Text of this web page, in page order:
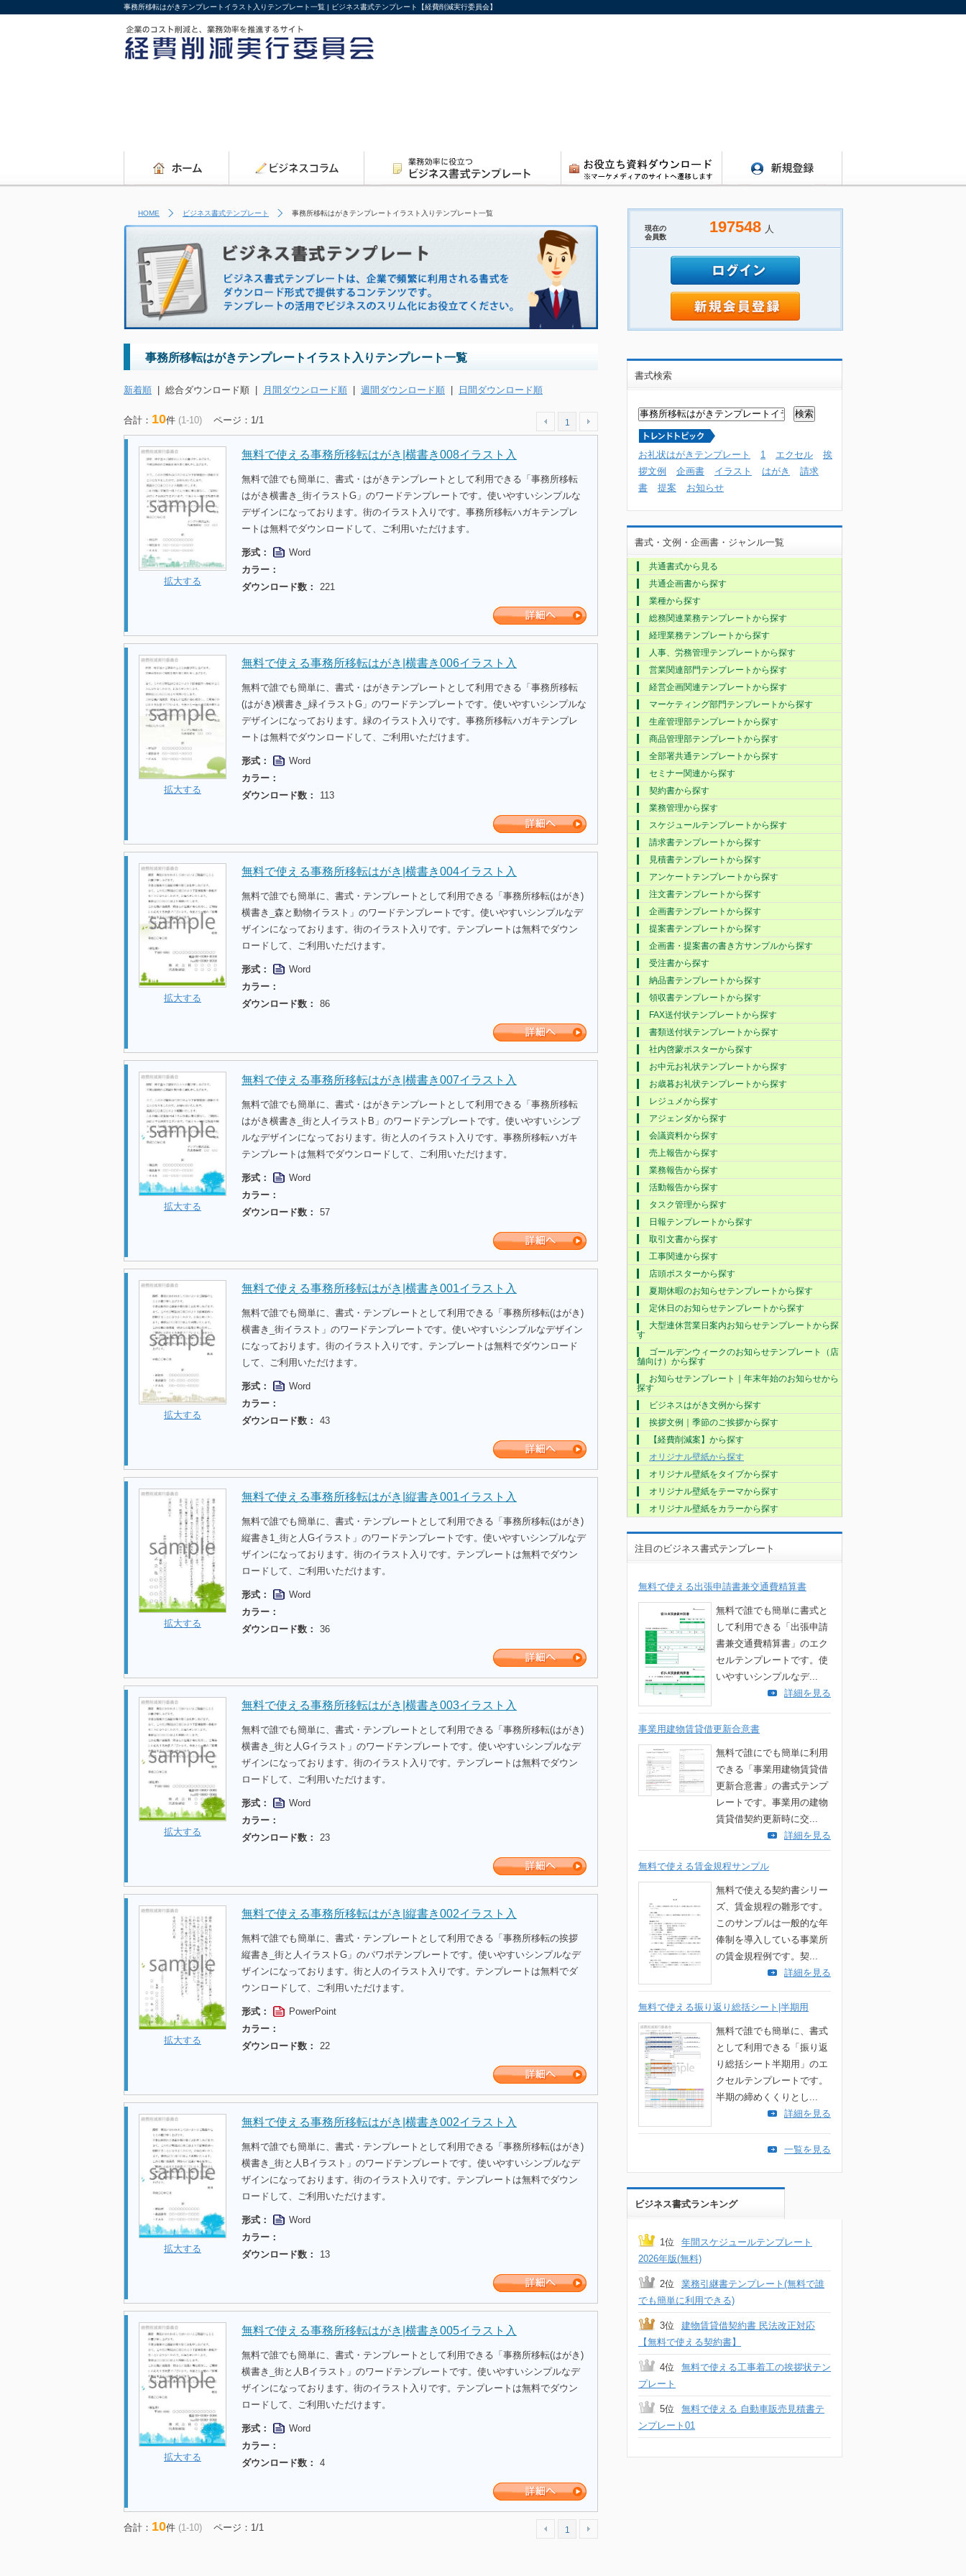
事務所移転はがきテンプレートイラスト入りテンプレート一覧 | ビジネス書式テンプレート【経費削減実行委員会】
HOME ビジネス書式テンプレート 事務所移転はがきテンプレートイラスト入りテンプレート一覧
事務所移転はがきテンプレートイラスト入りテンプレート一覧
新着順 | 総合ダウンロード順 | 月間ダウンロード順 | 週間ダウンロード順 | 日間ダウンロード順
合計： 10件 (1-10) ページ：1/1 1
拡大する
無料で使える事務所移転はがき|横書き008イラスト入
無料で誰でも簡単に、書式・はがきテンプレートとして利用できる「事務所移転
はがき横書き_街イラストG」のワードテンプレートです。使いやすいシンプルな
デザインになっております。街のイラスト入りです。事務所移転ハガキテンプレ
ートは無料でダウンロードして、ご利用いただけます。
形式：
Word
カラー：
ダウンロード数：
221
拡大する
無料で使える事務所移転はがき|横書き006イラスト入
無料で誰でも簡単に、書式・はがきテンプレートとして利用できる「事務所移転
(はがき)横書き_緑イラストG」のワードテンプレートです。使いやすいシンプルな
デザインになっております。緑のイラスト入りです。事務所移転ハガキテンプレ
ートは無料でダウンロードして、ご利用いただけます。
形式：
Word
カラー：
ダウンロード数：
113
拡大する
無料で使える事務所移転はがき|横書き004イラスト入
無料で誰でも簡単に、書式・テンプレートとして利用できる「事務所移転(はがき)
横書き_森と動物イラスト」のワードテンプレートです。使いやすいシンプルなデ
ザインになっております。街のイラスト入りです。テンプレートは無料でダウン
ロードして、ご利用いただけます。
形式：
Word
カラー：
ダウンロード数：
86
拡大する
無料で使える事務所移転はがき|横書き007イラスト入
無料で誰でも簡単に、書式・はがきテンプレートとして利用できる「事務所移転
はがき横書き_街と人イラストB」のワードテンプレートです。使いやすいシンプ
ルなデザインになっております。街と人のイラスト入りです。事務所移転ハガキ
テンプレートは無料でダウンロードして、ご利用いただけます。
形式：
Word
カラー：
ダウンロード数：
57
拡大する
無料で使える事務所移転はがき|横書き001イラスト入
無料で誰でも簡単に、書式・テンプレートとして利用できる「事務所移転(はがき)
横書き_街イラスト」のワードテンプレートです。使いやすいシンプルなデザイン
になっております。街のイラスト入りです。テンプレートは無料でダウンロード
して、ご利用いただけます。
形式：
Word
カラー：
ダウンロード数：
43
拡大する
無料で使える事務所移転はがき|縦書き001イラスト入
無料で誰でも簡単に、書式・テンプレートとして利用できる「事務所移転(はがき)
縦書き1_街と人Gイラスト」のワードテンプレートです。使いやすいシンプルなデ
ザインになっております。街のイラスト入りです。テンプレートは無料でダウン
ロードして、ご利用いただけます。
形式：
Word
カラー：
ダウンロード数：
36
拡大する
無料で使える事務所移転はがき|横書き003イラスト入
無料で誰でも簡単に、書式・テンプレートとして利用できる「事務所移転(はがき)
横書き_街と人Gイラスト」のワードテンプレートです。使いやすいシンプルなデ
ザインになっております。街のイラスト入りです。テンプレートは無料でダウン
ロードして、ご利用いただけます。
形式：
Word
カラー：
ダウンロード数：
23
拡大する
無料で使える事務所移転はがき|縦書き002イラスト入
無料で誰でも簡単に、書式・テンプレートとして利用できる「事務所移転の挨拶
縦書き_街と人イラストG」のパワポテンプレートです。使いやすいシンプルなデ
ザインになっております。街と人のイラスト入りです。テンプレートは無料でダ
ウンロードして、ご利用いただけます。
形式：
PowerPoint
カラー：
ダウンロード数：
22
拡大する
無料で使える事務所移転はがき|横書き002イラスト入
無料で誰でも簡単に、書式・テンプレートとして利用できる「事務所移転(はがき)
横書き_街と人Bイラスト」のワードテンプレートです。使いやすいシンプルなデ
ザインになっております。街のイラスト入りです。テンプレートは無料でダウン
ロードして、ご利用いただけます。
形式：
Word
カラー：
ダウンロード数：
13
拡大する
無料で使える事務所移転はがき|横書き005イラスト入
無料で誰でも簡単に、書式・テンプレートとして利用できる「事務所移転(はがき)
横書き_街と人Bイラスト」のワードテンプレートです。使いやすいシンプルなデ
ザインになっております。街のイラスト入りです。テンプレートは無料でダウン
ロードして、ご利用いただけます。
形式：
Word
カラー：
ダウンロード数：
4
合計： 10件 (1-10) ページ：1/1 1
現在の
会員数
197548 人
書式検索
お礼状はがきテンプレート 1 エクセル
挨
拶文例
企画書 イラスト はがき
請求
書
提案 お知らせ
書式・文例・企画書・ジャンル一覧
共通書式から見る
共通企画書から探す
業種から探す
総務関連業務テンプレートから探す
経理業務テンプレートから探す
人事、労務管理テンプレートから探す
営業関連部門テンプレートから探す
経営企画関連テンプレートから探す
マーケティング部門テンプレートから探す
生産管理部テンプレートから探す
商品管理部テンプレートから探す
全部署共通テンプレートから探す
セミナー関連から探す
契約書から探す
業務管理から探す
スケジュールテンプレートから探す
請求書テンプレートから探す
見積書テンプレートから探す
アンケートテンプレートから探す
注文書テンプレートから探す
企画書テンプレートから探す
提案書テンプレートから探す
企画書・提案書の書き方サンプルから探す
受注書から探す
納品書テンプレートから探す
領収書テンプレートから探す
FAX送付状テンプレートから探す
書類送付状テンプレートから探す
社内啓蒙ポスターから探す
お中元お礼状テンプレートから探す
お歳暮お礼状テンプレートから探す
レジュメから探す
アジェンダから探す
会議資料から探す
売上報告から探す
業務報告から探す
活動報告から探す
タスク管理から探す
日報テンプレートから探す
取引文書から探す
工事関連から探す
店頭ポスターから探す
夏期休暇のお知らせテンプレートから探す
定休日のお知らせテンプレートから探す
大型連休営業日案内お知らせテンプレートから探
す
ゴールデンウィークのお知らせテンプレート（店
舗向け）から探す
お知らせテンプレート｜年末年始のお知らせから
探す
ビジネスはがき文例から探す
挨拶文例｜季節のご挨拶から探す
【経費削減案】から探す
オリジナル壁紙から探す
オリジナル壁紙をタイプから探す
オリジナル壁紙をテーマから探す
オリジナル壁紙をカラーから探す
注目のビジネス書式テンプレート
無料で使える出張申請書兼交通費精算書
無料で誰でも簡単に書式と
して利用できる「出張申請
書兼交通費精算書」のエク
セルテンプレートです。使
いやすいシンプルなデ...
詳細を見る
事業用建物賃貸借更新合意書
無料で誰にでも簡単に利用
できる「事業用建物賃貸借
更新合意書」の書式テンプ
レートです。事業用の建物
賃貸借契約更新時に交...
詳細を見る
無料で使える賃金規程サンプル
無料で使える契約書シリー
ズ、賃金規程の雛形です。
このサンプルは一般的な年
俸制を導入している事業所
の賃金規程例です。契...
詳細を見る
無料で使える振り返り総括シート|半期用
無料で誰でも簡単に、書式
として利用できる「振り返
り総括シート半期用」のエ
クセルテンプレートです。
半期の締めくくりとし...
詳細を見る
一覧を見る
ビジネス書式ランキング
1位
年間スケジュールテンプレート
2026年版(無料)
2位
業務引継書テンプレート(無料で誰
でも簡単に利用できる)
3位
建物賃貸借契約書 民法改正対応
【無料で使える契約書】
4位
無料で使える工事着工の挨拶状テン
プレート
5位
無料で使える 自動車販売見積書テ
ンプレート01